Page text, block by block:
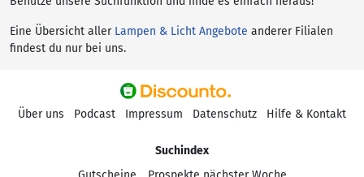
Eine Übersicht aller Lampen & Licht Angebote anderer Filialen
findest du nur bei uns.
Über uns Podcast Impressum Datenschutz Hilfe & Kontakt
Suchindex